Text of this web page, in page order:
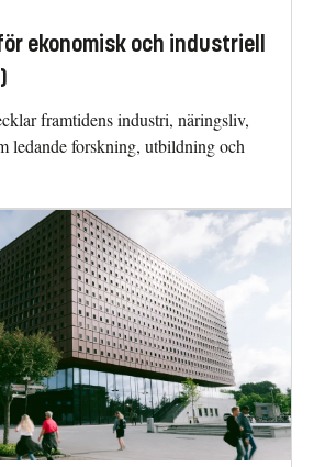
ekonomisk och industriell
framtidens industri, näringsliv,
ledande forskning, utbildning och